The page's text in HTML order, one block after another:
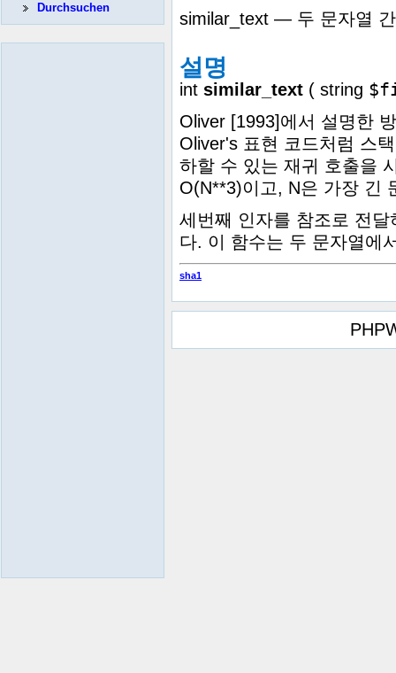
similar_text — 두 문자열
설명
int similar_text ( string
Oliver [1993]에서 설명한
Oliver's 표현 코드처럼 스
하할 수 있는 재귀 호출을
O(N**3)이고, N은 가장 긴
세번째 인자를 참조로 전
다. 이 함수는 두 문자열에
sha1
Durchsuchen